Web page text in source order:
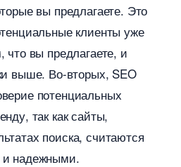
вы предлагаете. Это
клиенты уже
что вы предлагаете, и
выше. Во-вторых, SEO
потенциальных
так как сайты,
поиска, считаются
надежными.